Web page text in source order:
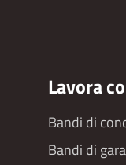
Lavora
Bandi di
Bandi di